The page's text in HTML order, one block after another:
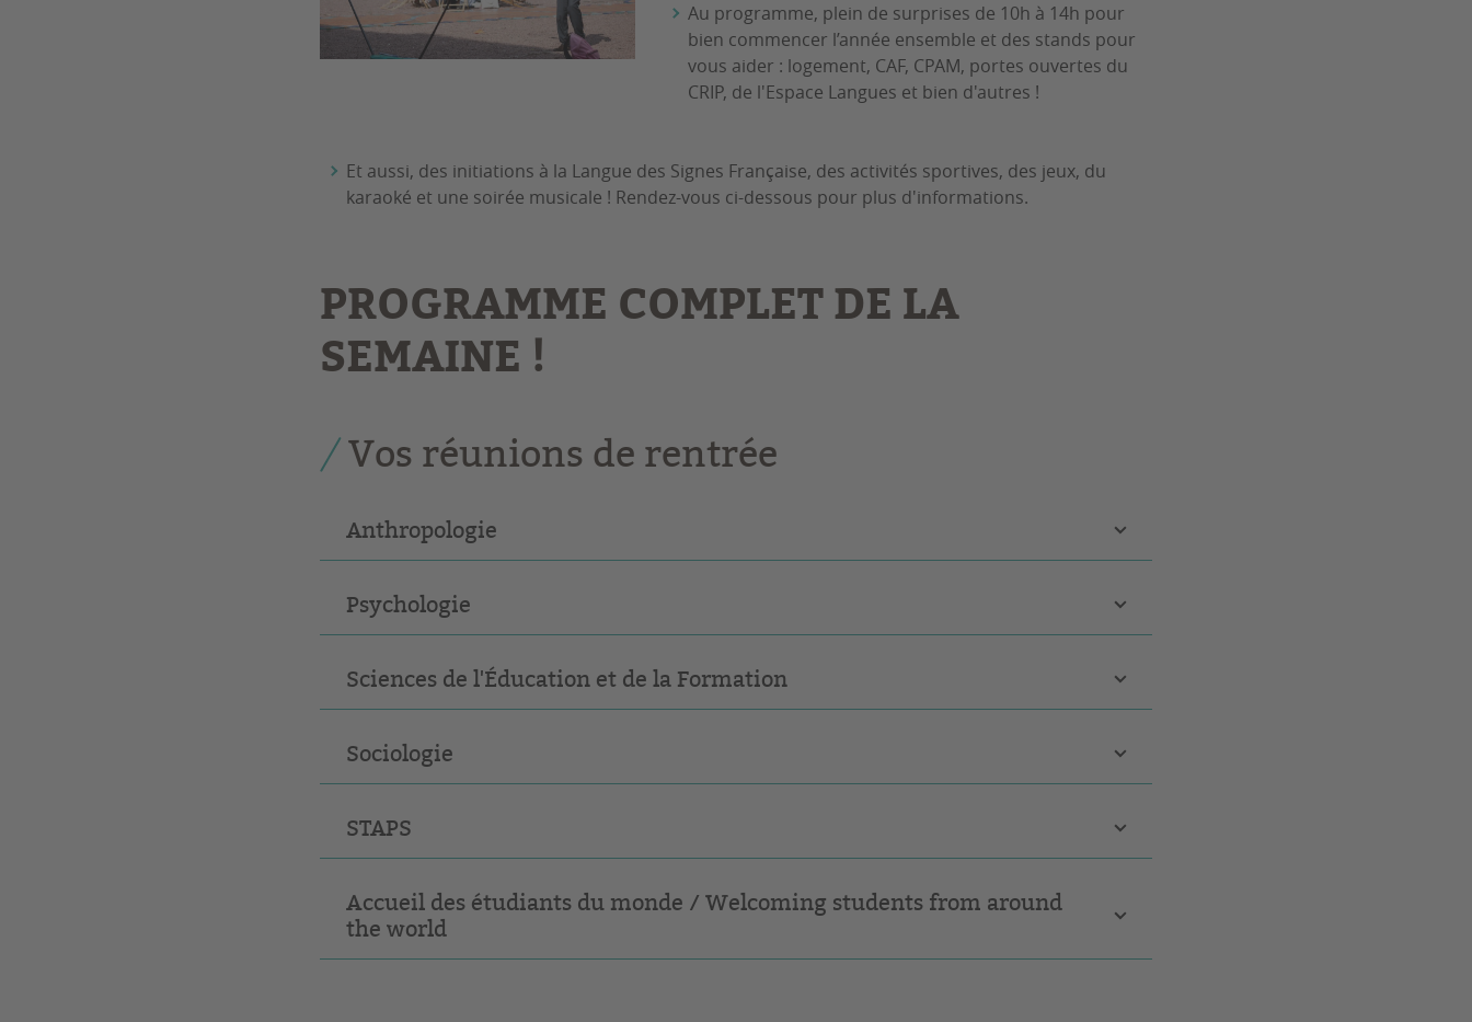
Au programme, plein de surprises de 10h à 14h pour
bien commencer l’année ensemble et des stands pour
vous aider : logement, CAF, CPAM, portes ouvertes du
CRIP, de l'Espace Langues et bien d'autres !
Et aussi, des initiations à la Langue des Signes Française, des activités sportives, des jeux, du
karaoké et une soirée musicale ! Rendez-vous ci-dessous pour plus d'informations.
PROGRAMME COMPLET DE LA
SEMAINE !
Vos réunions de rentrée
Anthropologie
Psychologie
Sciences de l'Éducation et de la Formation
Sociologie
STAPS
Accueil des étudiants du monde / Welcoming students from around
the world